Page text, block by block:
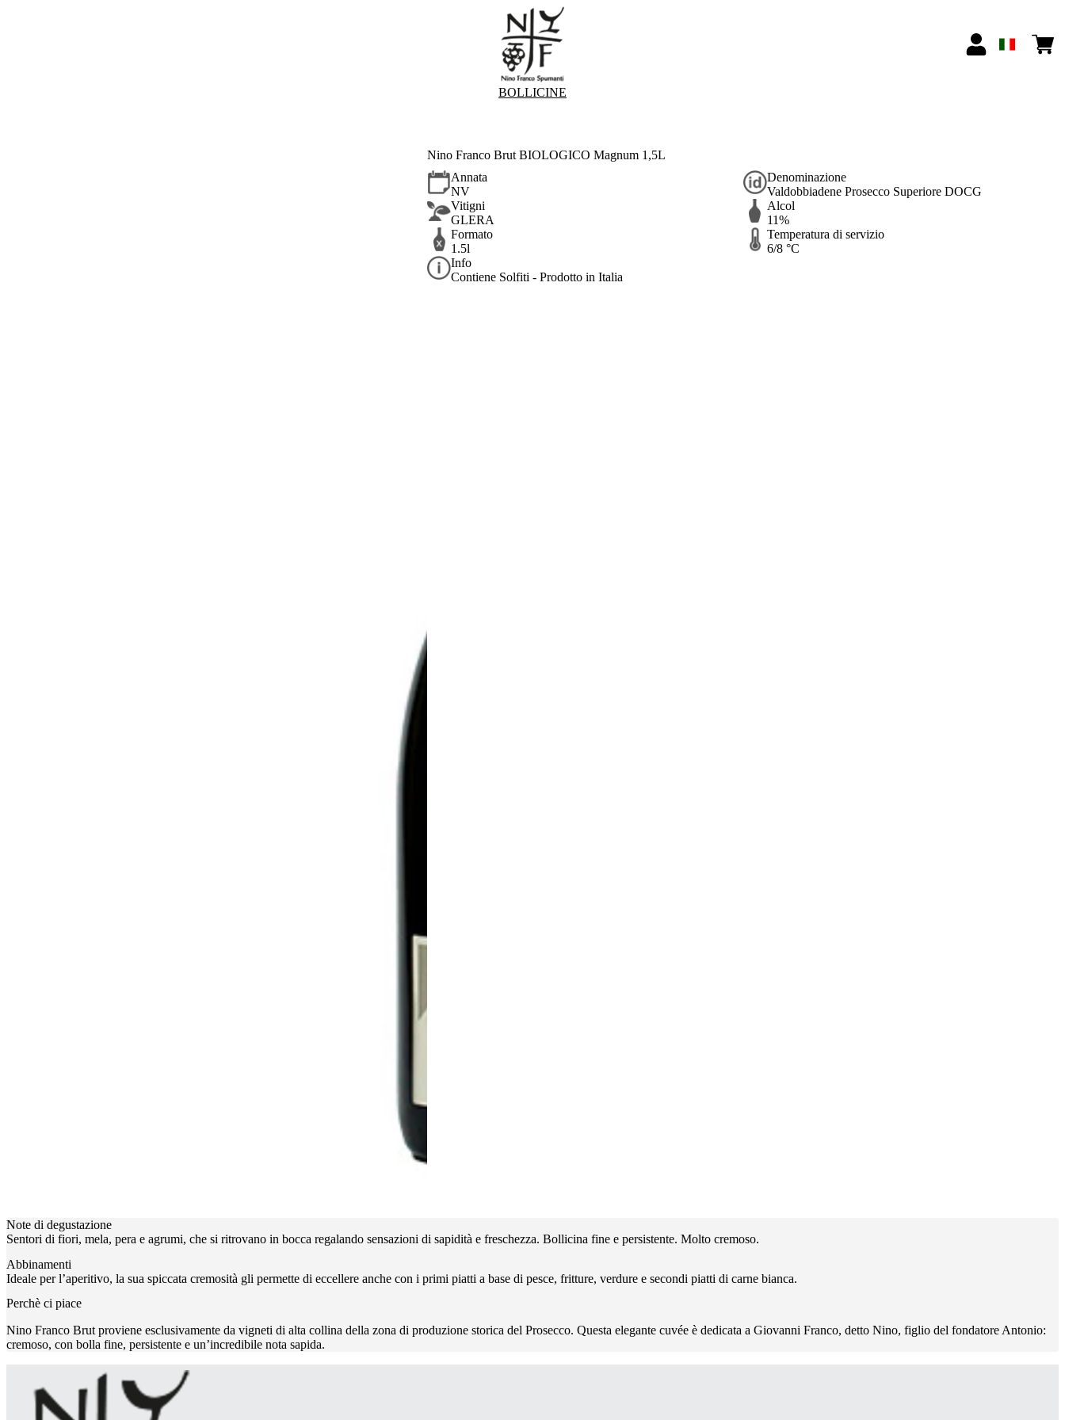
BOLLICINE
Nino Franco Brut BIOLOGICO Magnum 1,5L
Annata
NV
Denominazione
Valdobbiadene Prosecco Superiore DOCG
Vitigni
GLERA
Alcol
11%
Formato
1.5l
Temperatura di servizio
6/8 °C
Info
Contiene Solfiti - Prodotto in Italia
Note di degustazione
Sentori di fiori, mela, pera e agrumi, che si ritrovano in bocca regalando sensazioni di sapidità e freschezza. Bollicina fine e persistente. Molto cremoso.
Abbinamenti
Ideale per l’aperitivo, la sua spiccata cremosità gli permette di eccellere anche con i primi piatti a base di pesce, fritture, verdure e secondi piatti di carne bianca.
Perchè ci piace
Nino Franco Brut proviene esclusivamente da vigneti di alta collina della zona di produzione storica del Prosecco. Questa elegante cuvée è dedicata a Giovanni Franco, detto Nino, figlio del fondatore Antonio:
cremoso, con bolla fine, persistente e un’incredibile nota sapida.